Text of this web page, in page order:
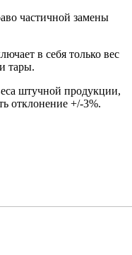
частичной замены
в себя только вес
тары.
штучной продукции,
отклонение +/-3%.